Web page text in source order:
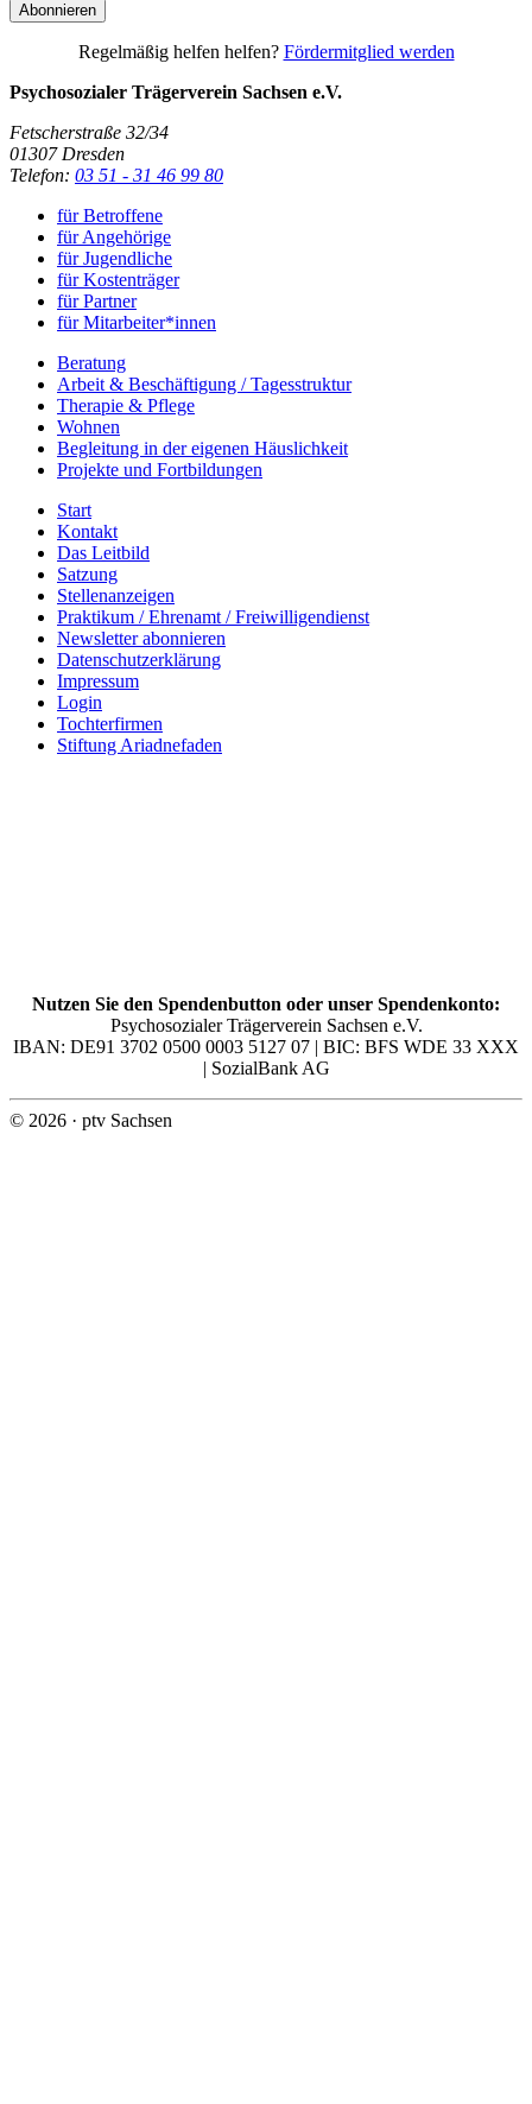
Regelmäßig helfen helfen? Fördermitglied werden
Psychosozialer Trägerverein Sachsen e.V.
Fetscherstraße 32/34
01307 Dresden
Telefon: 03 51 - 31 46 99 80
für Betroffene
für Angehörige
für Jugendliche
für Kostenträger
für Partner
für Mitarbeiter*innen
Beratung
Arbeit & Beschäftigung / Tagesstruktur
Therapie & Pflege
Wohnen
Begleitung in der eigenen Häuslichkeit
Projekte und Fortbildungen
Start
Kontakt
Das Leitbild
Satzung
Stellenanzeigen
Praktikum / Ehrenamt / Freiwilligendienst
Newsletter abonnieren
Datenschutzerklärung
Impressum
Login
Tochterfirmen
Stiftung Ariadnefaden
Nutzen Sie den Spendenbutton oder unser Spendenkonto:
Psychosozialer Trägerverein Sachsen e.V.
IBAN: DE91 3702 0500 0003 5127 07 | BIC: BFS WDE 33 XXX
| SozialBank AG
© 2026 · ptv Sachsen